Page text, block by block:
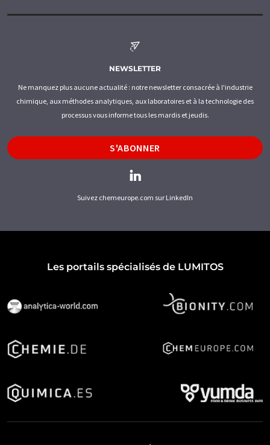
NEWSLETTER
Ne manquez plus aucune actualité : notre newsletter consacrée à l'industrie
chimique, aux méthodes analytiques, aux laboratoires et à la technologie des
processus vous informe tous les mardis et jeudis.
S'ABONNER
Suivez chemeurope.com sur LinkedIn
Les portails spécialisés de LUMITOS